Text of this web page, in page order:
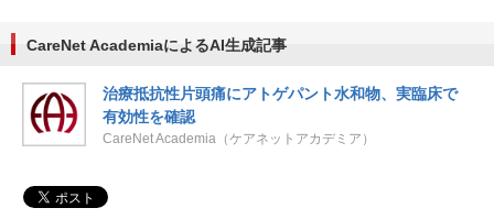
CareNet AcademiaによるAI生成記事
治療抵抗性片頭痛にアトゲパント水和物、実臨床で
有効性を確認
CareNet Academia（ケアネットアカデミア）